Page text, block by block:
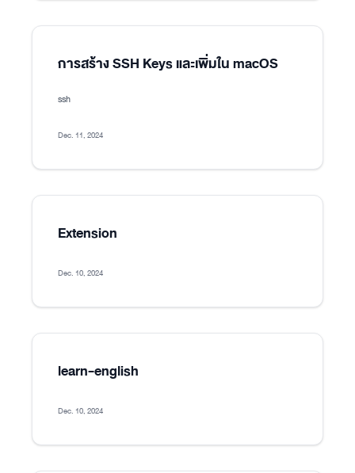
การสร้าง SSH Keys และเพิ่มใน macOS
ssh
Dec. 11, 2024
Extension
Dec. 10, 2024
learn-english
Dec. 10, 2024